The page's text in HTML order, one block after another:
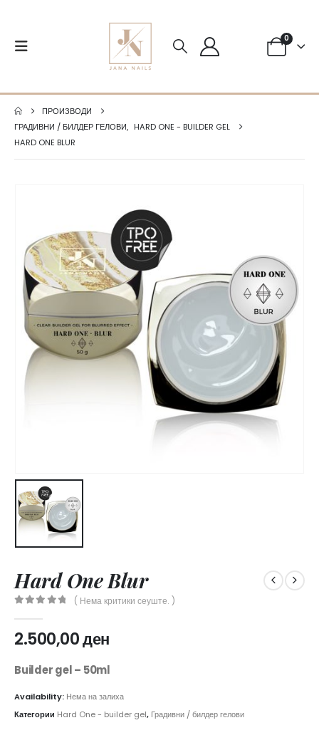
0
ПРОИЗВОДИ
ГРАДИВНИ / БИЛДЕР ГЕЛОВИ, HARD ONE - BUILDER GEL
HARD ONE BLUR
Hard One Blur
( Нема критики сеуште. )
2.500,00ден
Builder gel – 50ml
Availability: Нема на залиха
Категории Hard One - builder gel, Градивни / билдер гелови